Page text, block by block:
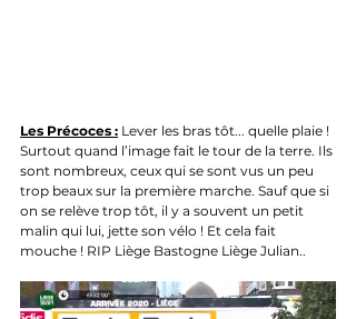
Les Précoces : Lever les bras tôt... quelle plaie !
Surtout quand l’image fait le tour de la terre. Ils
sont nombreux, ceux qui se sont vus un peu
trop beaux sur la première marche. Sauf que si
on se relève trop tôt, il y a souvent un petit
malin qui lui, jette son vélo ! Et cela fait
mouche ! RIP Liège Bastogne Liège Julian..